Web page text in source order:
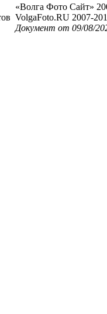
«Волга Фото Сайт»
VolgaFoto.RU 2007-
Документ от 09/08/